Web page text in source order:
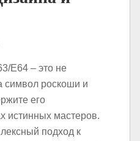
E64 – это не
символ роскоши и
его
истинных мастеров.
подход к